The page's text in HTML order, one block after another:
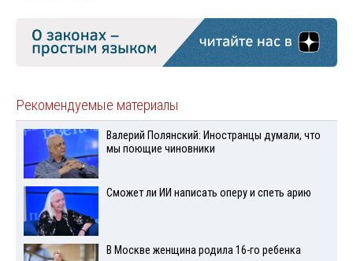
Рекомендуемые материалы
Валерий Полянский: Иностранцы думали, что
мы поющие чиновники
Сможет ли ИИ написать оперу и спеть арию
В Москве женщина родила 16-го ребенка